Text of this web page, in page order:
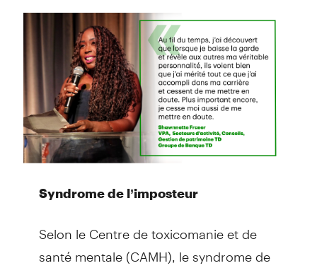
Syndrome de l’imposteur
Selon le Centre de toxicomanie et de
santé mentale (CAMH), le syndrome de